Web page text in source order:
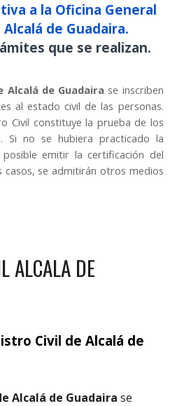
a la Oficina General
Alcalá de Guadaira.
que se realizan.
Alcalá de Guadaira se inscriben
al estado civil de las personas.
Civil constituye la prueba de los
Si no se hubiera practicado la
emitir la certificación del
se admitirán otros medios
ALCALA DE
Civil deAlcalá de
Alcalá de Guadaira se